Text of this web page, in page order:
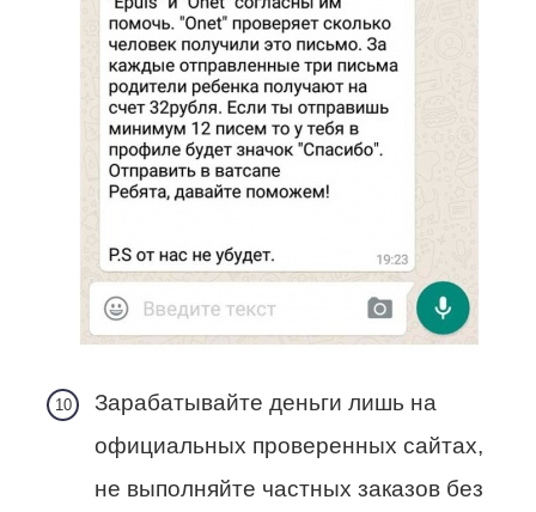
Зарабатывайте деньги лишь на
официальных проверенных сайтах,
не выполняйте частных заказов без